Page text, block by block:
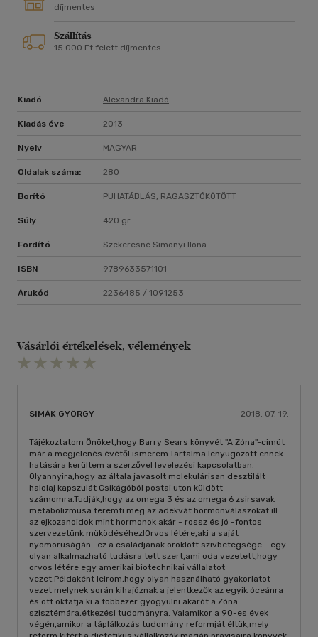
díjmentes
Szállítás
15 000 Ft felett díjmentes
Kiadó Alexandra Kiadó
Kiadás éve 2013
Nyelv MAGYAR
Oldalak száma: 280
Borító PUHATÁBLÁS, RAGASZTÓKÖTÖTT
Súly 420 gr
Fordító Szekeresné Simonyi Ilona
ISBN 9789633571101
Árukód 2236485 / 1091253
Vásárlói értékelések, vélemények
SIMÁK GYÖRGY 2018. 07. 19.
Tájékoztatom Önöket,hogy Barry Sears könyvét "A Zóna"-cimüt
már a megjelenés évétől ismerem.Tartalma lenyügözött ennek
hatására kerültem a szerzővel levelezési kapcsolatban.
Olyannyira,hogy az általa javasolt molekulárisan desztilált
halolaj kapszulát Csikágóból postai uton küldött
számomra.Tudják,hogy az omega 3 és az omega 6 zsirsavak
metabolizmusa teremti meg az adekvát hormonválaszokat ill.
az ejkozanoidok mint hormonok akár - rossz és jó -fontos
szervezetünk müködéséhez!Orvos létére,aki a saját
nyomoruságán- ez a családjának öröklött szivbetegsége - egy
olyan alkalmazható tudásra tett szert,ami oda vezetett,hogy
orvos létére egy amerikai biotechnikai vállalatot
vezet.Példaként leirom,hogy olyan használható gyakorlatot
vezet melynek során kihajóznak a jelentkezők az egyik óceánra
és ott oktatja ki a többezer gyógyulni akarót a Zóna
szisztémára,étkezési tudományra. Valamikor a 90-es évek
végén,amikor a táplálkozás tudomány reformját éltük,mely